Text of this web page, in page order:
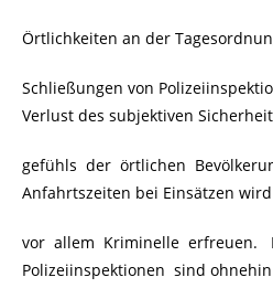
Örtlichkeiten an der
Schließungen von
Verlust des subjektiven
gefühls der örtlichen
Anfahrtszeiten bei Einsätzen wird
vor allem Kriminelle erfreuen.
Polizeiinspektionen sind ohnehin